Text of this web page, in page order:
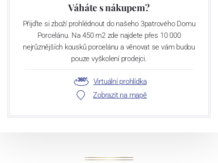
Váháte s nákupem?
Přijďte si zboží prohlédnout do našeho 3patrového Domu
Porcelánu. Na 450 m2 zde najdete přes 10 000
nejrůznějších kousků porcelánu a věnovat se vám budou
pouze vyškolení prodejci.
Virtuální prohlídka
Zobrazit na mapě